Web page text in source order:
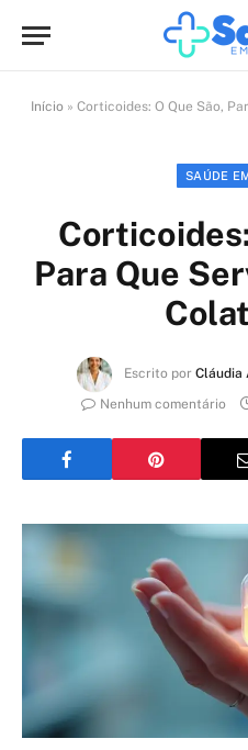
Início » Corticoides: O Que São,
SAÚDE
Para Que
Escrito por Cláudia
Nenhum comentário